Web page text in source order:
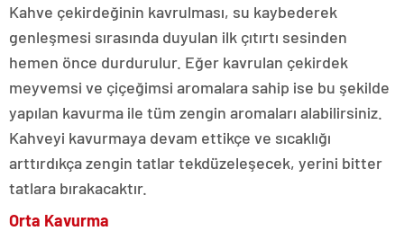
Kahve çekirdeğinin kavrulması, su kaybederek
genleşmesi sırasında duyulan ilk çıtırtı sesinden
hemen önce durdurulur. Eğer kavrulan çekirdek
meyvemsi ve çiçeğimsi aromalara sahip ise bu şekilde
yapılan kavurma ile tüm zengin aromaları alabilirsiniz.
Kahveyi kavurmaya devam ettikçe ve sıcaklığı
arttırdıkça zengin tatlar tekdüzeleşecek, yerini bitter
tatlara bırakacaktır.
Orta Kavurma